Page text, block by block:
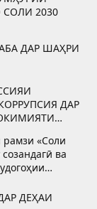
2030
ДАР ШАҲРИ
ДАР
«Соли
ва
ДЕҲАИ